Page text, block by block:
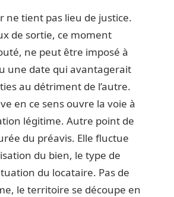
ne tient pas lieu de justice.
de sortie, ce moment
ne peut être imposé à
une date qui avantagerait
au détriment de l’autre.
en ce sens ouvre la voie à
légitime. Autre point de
du préavis. Elle fluctue
du bien, le type de
du locataire. Pas de
le territoire se découpe en